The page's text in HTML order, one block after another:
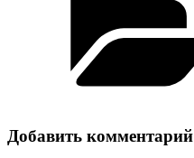
Добавить комментарий